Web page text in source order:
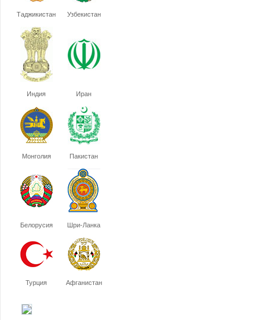
Таджикистан Узбекистан
Индия Иран
Монголия Пакистан
Белорусия Шри-Ланка
Турция Афганистан